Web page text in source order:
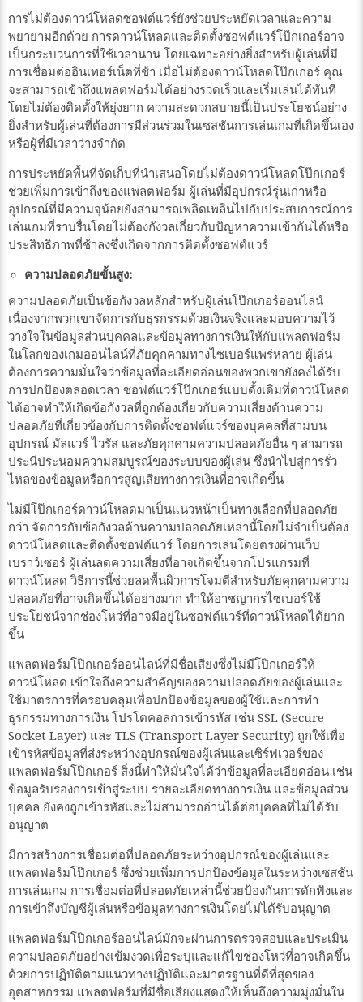
การไม่ต้องดาวน์โหลดซอฟต์แวร์ยังช่วยประหยัดเวลาและความ
พยายามอีกด้วย การดาวน์โหลดและติดตั้งซอฟต์แวร์โป๊กเกอร์อาจ
เป็นกระบวนการที่ใช้เวลานาน โดยเฉพาะอย่างยิ่งสำหรับผู้เล่นที่มี
การเชื่อมต่ออินเทอร์เน็ตที่ช้า เมื่อไม่ต้องดาวน์โหลดโป๊กเกอร์ คุณ
จะสามารถเข้าถึงแพลตฟอร์มได้อย่างรวดเร็วและเริ่มเล่นได้ทันที
โดยไม่ต้องติดตั้งให้ยุ่งยาก ความสะดวกสบายนี้เป็นประโยชน์อย่าง
ยิ่งสำหรับผู้เล่นที่ต้องการมีส่วนร่วมในเซสชันการเล่นเกมที่เกิดขึ้นเอง
หรือผู้ที่มีเวลาว่างจำกัด
การประหยัดพื้นที่จัดเก็บที่นำเสนอโดยไม่ต้องดาวน์โหลดโป๊กเกอร์
ช่วยเพิ่มการเข้าถึงของแพลตฟอร์ม ผู้เล่นที่มีอุปกรณ์รุ่นเก่าหรือ
อุปกรณ์ที่มีความจุน้อยยังสามารถเพลิดเพลินไปกับประสบการณ์การ
เล่นเกมที่ราบรื่นโดยไม่ต้องกังวลเกี่ยวกับปัญหาความเข้ากันได้หรือ
ประสิทธิภาพที่ช้าลงซึ่งเกิดจากการติดตั้งซอฟต์แวร์
ความปลอดภัยขั้นสูง:
ความปลอดภัยเป็นข้อกังวลหลักสำหรับผู้เล่นโป๊กเกอร์ออนไลน์
เนื่องจากพวกเขาจัดการกับธุรกรรมด้วยเงินจริงและมอบความไว้
วางใจในข้อมูลส่วนบุคคลและข้อมูลทางการเงินให้กับแพลตฟอร์ม
ในโลกของเกมออนไลน์ที่ภัยคุกคามทางไซเบอร์แพร่หลาย ผู้เล่น
ต้องการความมั่นใจว่าข้อมูลที่ละเอียดอ่อนของพวกเขายังคงได้รับ
การปกป้องตลอดเวลา ซอฟต์แวร์โป๊กเกอร์แบบดั้งเดิมที่ดาวน์โหลด
ได้อาจทำให้เกิดข้อกังวลที่ถูกต้องเกี่ยวกับความเสี่ยงด้านความ
ปลอดภัยที่เกี่ยวข้องกับการติดตั้งซอฟต์แวร์ของบุคคลที่สามบน
อุปกรณ์ มัลแวร์ ไวรัส และภัยคุกคามความปลอดภัยอื่น ๆ สามารถ
ประนีประนอมความสมบูรณ์ของระบบของผู้เล่น ซึ่งนำไปสู่การรั่ว
ไหลของข้อมูลหรือการสูญเสียทางการเงินที่อาจเกิดขึ้น
ไม่มีโป๊กเกอร์ดาวน์โหลดมาเป็นแนวหน้าเป็นทางเลือกที่ปลอดภัย
กว่า จัดการกับข้อกังวลด้านความปลอดภัยเหล่านี้โดยไม่จำเป็นต้อง
ดาวน์โหลดและติดตั้งซอฟต์แวร์ โดยการเล่นโดยตรงผ่านเว็บ
เบราว์เซอร์ ผู้เล่นลดความเสี่ยงที่อาจเกิดขึ้นจากโปรแกรมที่
ดาวน์โหลด วิธีการนี้ช่วยลดพื้นผิวการโจมตีสำหรับภัยคุกคามความ
ปลอดภัยที่อาจเกิดขึ้นได้อย่างมาก ทำให้อาชญากรไซเบอร์ใช้
ประโยชน์จากช่องโหว่ที่อาจมีอยู่ในซอฟต์แวร์ที่ดาวน์โหลดได้ยาก
ขึ้น
แพลตฟอร์มโป๊กเกอร์ออนไลน์ที่มีชื่อเสียงซึ่งไม่มีโป๊กเกอร์ให้
ดาวน์โหลด เข้าใจถึงความสำคัญของความปลอดภัยของผู้เล่นและ
ใช้มาตรการที่ครอบคลุมเพื่อปกป้องข้อมูลของผู้ใช้และการทำ
ธุรกรรมทางการเงิน โปรโตคอลการเข้ารหัส เช่น SSL (Secure
Socket Layer) และ TLS (Transport Layer Security) ถูกใช้เพื่อ
เข้ารหัสข้อมูลที่ส่งระหว่างอุปกรณ์ของผู้เล่นและเซิร์ฟเวอร์ของ
แพลตฟอร์มโป๊กเกอร์ สิ่งนี้ทำให้มั่นใจได้ว่าข้อมูลที่ละเอียดอ่อน เช่น
ข้อมูลรับรองการเข้าสู่ระบบ รายละเอียดทางการเงิน และข้อมูลส่วน
บุคคล ยังคงถูกเข้ารหัสและไม่สามารถอ่านได้ต่อบุคคลที่ไม่ได้รับ
อนุญาต
มีการสร้างการเชื่อมต่อที่ปลอดภัยระหว่างอุปกรณ์ของผู้เล่นและ
แพลตฟอร์มโป๊กเกอร์ ซึ่งช่วยเพิ่มการปกป้องข้อมูลในระหว่างเซสชัน
การเล่นเกม การเชื่อมต่อที่ปลอดภัยเหล่านี้ช่วยป้องกันการดักฟังและ
การเข้าถึงบัญชีผู้เล่นหรือข้อมูลทางการเงินโดยไม่ได้รับอนุญาต
แพลตฟอร์มโป๊กเกอร์ออนไลน์มักจะผ่านการตรวจสอบและประเมิน
ความปลอดภัยอย่างเข้มงวดเพื่อระบุและแก้ไขช่องโหว่ที่อาจเกิดขึ้น
ด้วยการปฏิบัติตามแนวทางปฏิบัติและมาตรฐานที่ดีที่สุดของ
อุตสาหกรรม แพลตฟอร์มที่มีชื่อเสียงแสดงให้เห็นถึงความมุ่งมั่นใน